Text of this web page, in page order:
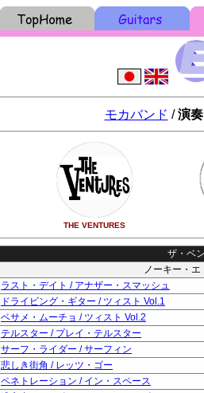
モカバンド /演
THE VENTURES
ザ・ベ
ノーキー・
ラスト・デイト / アナザー・スマッシュ
ドライビング・ギター / ツィスト Vol.1
ベサメ・ムーチョ / ツィスト Vol.2
テルスター / プレイ・テルスター
サーフ・ライダー / サーフィン
悲しき街角 / レッツ・ゴー
ペネトレーション / イン・スペース